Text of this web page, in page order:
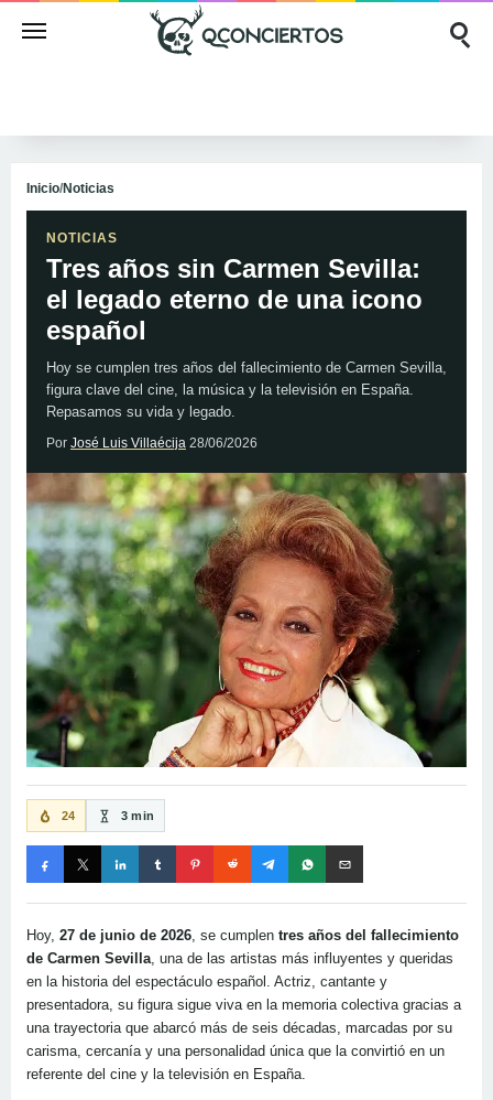
Inicio/Noticias
NOTICIAS
Tres años sin Carmen Sevilla:
el legado eterno de una icono
español
Hoy se cumplen tres años del fallecimiento de Carmen Sevilla,
figura clave del cine, la música y la televisión en España.
Repasamos su vida y legado.
Por José Luis Villaécija 28/06/2026
24 3 min
Hoy, 27 de junio de 2026, se cumplen tres años del fallecimiento
de Carmen Sevilla, una de las artistas más influyentes y queridas
en la historia del espectáculo español. Actriz, cantante y
presentadora, su figura sigue viva en la memoria colectiva gracias a
una trayectoria que abarcó más de seis décadas, marcadas por su
carisma, cercanía y una personalidad única que la convirtió en un
referente del cine y la televisión en España.